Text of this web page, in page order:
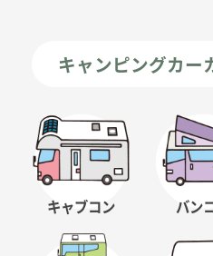
キャンピングカー
キャブコン バン